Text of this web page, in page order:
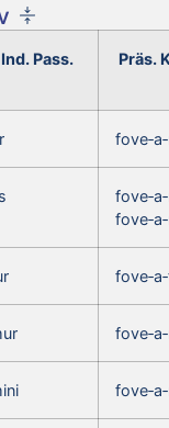
Pass. Präs.